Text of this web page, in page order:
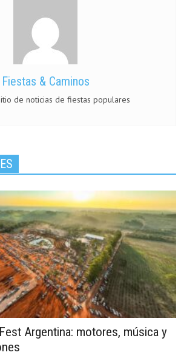
Fiestas & Caminos
de noticias de fiestas populares
Argentina: motores, música y